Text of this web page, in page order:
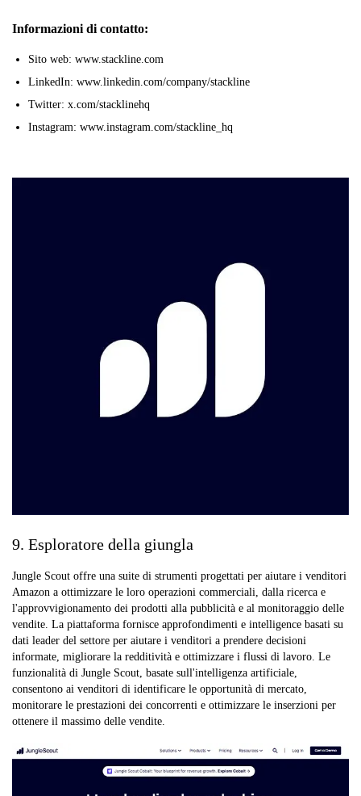
Informazioni di contatto:
Sito web: www.stackline.com
LinkedIn: www.linkedin.com/company/stackline
Twitter: x.com/stacklinehq
Instagram: www.instagram.com/stackline_hq
9. Esploratore della giungla
Jungle Scout offre una suite di strumenti progettati per aiutare i venditori
Amazon a ottimizzare le loro operazioni commerciali, dalla ricerca e
l'approvvigionamento dei prodotti alla pubblicità e al monitoraggio delle
vendite. La piattaforma fornisce approfondimenti e intelligence basati su
dati leader del settore per aiutare i venditori a prendere decisioni
informate, migliorare la redditività e ottimizzare i flussi di lavoro. Le
funzionalità di Jungle Scout, basate sull'intelligenza artificiale,
consentono ai venditori di identificare le opportunità di mercato,
monitorare le prestazioni dei concorrenti e ottimizzare le inserzioni per
ottenere il massimo delle vendite.